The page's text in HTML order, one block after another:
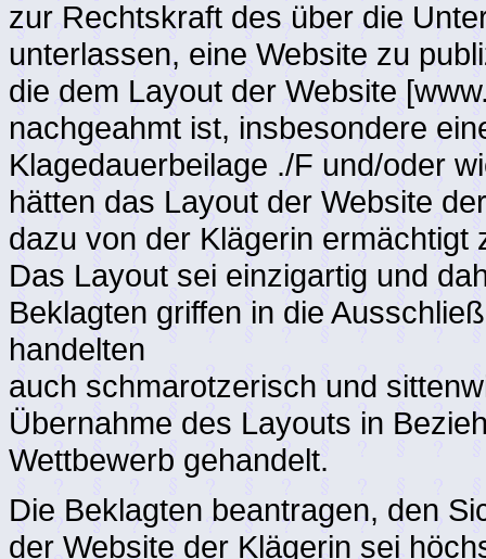
zur Rechtskraft des über die
unterlassen, eine Website zu
die dem Layout der Website
nachgeahmt ist, insbesondere
Klagedauerbeilage ./F und/oder
hätten das Layout der Website
dazu von der Klägerin
Das Layout sei einzigartig und
Beklagten griffen in die
handelten
auch schmarotzerisch und
Übernahme des Layouts in
Wettbewerb gehandelt.
Die Beklagten beantragen, den
der Website der Klägerin sei